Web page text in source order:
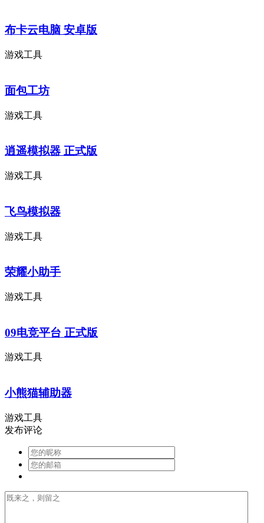
布卡云电脑 安卓版
游戏工具
面包工坊
游戏工具
逍遥模拟器 正式版
游戏工具
飞鸟模拟器
游戏工具
荣耀小助手
游戏工具
09电竞平台 正式版
游戏工具
小熊猫辅助器
游戏工具
发布评论